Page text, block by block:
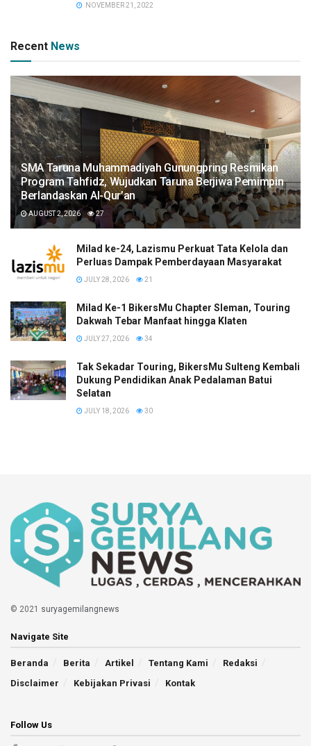
NOVEMBER 21, 2022
Recent News
SMA Taruna Muhammadiyah Gunungpring Resmikan
Program Tahfidz, Wujudkan Taruna Berjiwa Pemimpin
Berlandaskan Al-Qur’an
AUGUST 2, 2026 27
Milad ke-24, Lazismu Perkuat Tata Kelola dan
Perluas Dampak Pemberdayaan Masyarakat
JULY 28, 2026 21
Milad Ke-1 BikersMu Chapter Sleman, Touring
Dakwah Tebar Manfaat hingga Klaten
JULY 27, 2026 34
Tak Sekadar Touring, BikersMu Sulteng Kembali
Dukung Pendidikan Anak Pedalaman Batui
Selatan
JULY 18, 2026 30
© 2021 suryagemilangnews
Navigate Site
Beranda Berita Artikel Tentang Kami
Redaksi
Disclaimer
Kebijakan Privasi Kontak
Follow Us